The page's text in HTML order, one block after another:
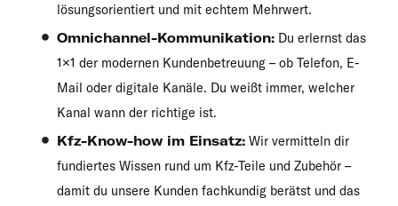
lösungsorientiert und mit echtem Mehrwert.
Omnichannel-Kommunikation: Du erlernst das
1×1 der modernen Kundenbetreuung – ob Telefon, E-
Mail oder digitale Kanäle. Du weißt immer, welcher
Kanal wann der richtige ist.
Kfz-Know-how im Einsatz: Wir vermitteln dir
fundiertes Wissen rund um Kfz-Teile und Zubehör –
damit du unsere Kunden fachkundig berätst und das